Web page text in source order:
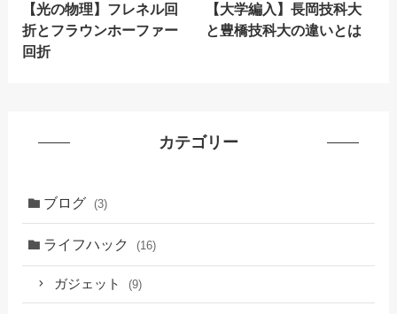
【光の物理】フレネル回
折とフラウンホーファー
回折
【大学編入】長岡技科大
と豊橋技科大の違いとは
カテゴリー
ブログ (3)
ライフハック (16)
ガジェット (9)